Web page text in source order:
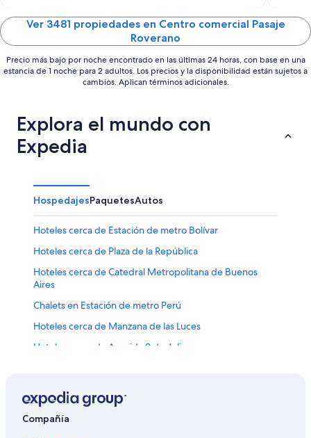
5
5
Ver 3481 propiedades en Centro comercial Pasaje
Roverano
Precio más bajo por noche encontrado en las últimas 24 horas, con base en una
estancia de 1 noche para 2 adultos. Los precios y la disponibilidad están sujetos a
cambios. Aplican términos adicionales.
Explora el mundo con
Expedia
HospedajesPaquetesAutos
Hoteles cerca de Estación de metro Bolívar
Hoteles cerca de Plaza de la República
Hoteles cerca de Catedral Metropolitana de Buenos
Aires
Chalets en Estación de metro Perú
Hoteles cerca de Manzana de las Luces
Hoteles cerca de Avenida 9 de Julio
Hoteles cerca de Teatro Gran Rex
Hoteles cerca de Puente de la Mujer
Compañía